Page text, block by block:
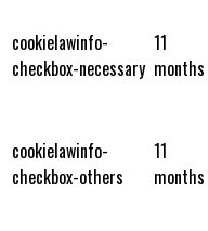
cookielawinfo-
checkbox-necessary
11
months
cookielawinfo-
checkbox-others
11
months